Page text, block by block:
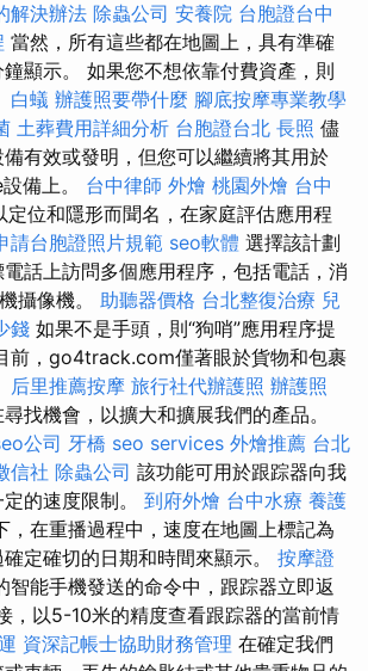
解決辦法 除蟲公司 安養院 台胞證台中
當然，所有這些都在地圖上，具有準確
顯示。 如果您不想依靠付費資產，則
白蟻 辦護照要帶什麼 腳底按摩專業教學
土葬費用詳細分析 台胞證台北 長照 儘
有效或發明，但您可以繼續將其用於
備上。 台中律師 外燴 桃園外燴 台中
定位和隱形而聞名，在家庭評估應用程
請台胞證照片規範 seo軟體 選擇該計劃
話上訪問多個應用程序，包括電話，消
攝像機。 助聽器價格 台北整復治療 兒
錢 如果不是手頭，則“狗哨”應用程序提
前，go4track.com僅著眼於貨物和包裹
后里推薦按摩 旅行社代辦護照 辦護照
找機會，以擴大和擴展我們的產品。
公司 牙橋 seo services 外燴推薦 台北
信社 除蟲公司 該功能可用於跟踪器向我
的速度限制。 到府外燴 台中水療 養護
，在重播過程中，速度在地圖上標記為
定確切的日期和時間來顯示。 按摩證
智能手機發送的命令中，跟踪器立即返
，以5-10米的精度查看跟踪器的當前情
資深記帳士協助財務管理 在確定我們